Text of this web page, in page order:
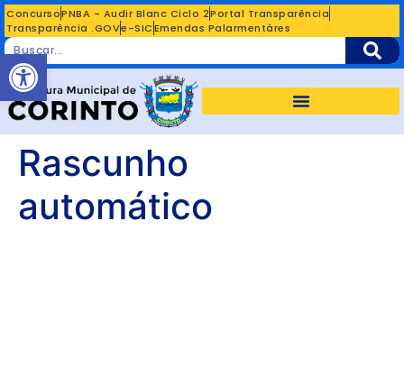
ConcursoPNBA - Audir Blanc Ciclo 2Portal Transparência
Transparência .GOVe-SICEmendas Palarmentáres
Rascunho
automático
Abrir a barra de ferramentas